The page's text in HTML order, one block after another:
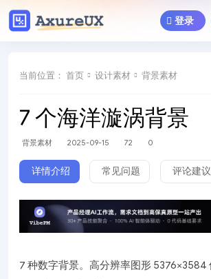
登录
当前位置： 首页 设计素材 背景素材
7 个海洋漩涡背景
背景素材 2025-09-15 72 0
详情介绍 常见问题 评论建议
7 种数字背景。高分辨率图形 5376×3584